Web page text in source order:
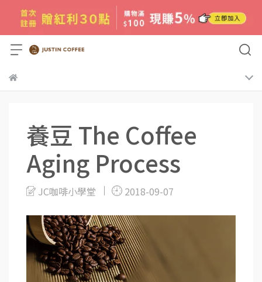
養豆 The Coffee
Aging Process
JC咖啡小學堂 2018-09-07